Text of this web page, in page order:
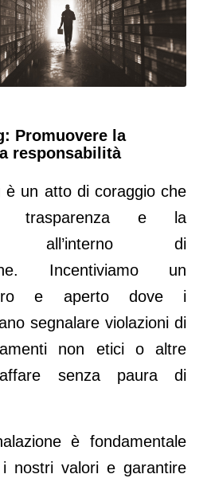
Promuovere la
responsabilità
è un atto di coraggio che
trasparenza e la
all’interno di
Incentiviamo un
e aperto dove i
segnalare violazioni di
non etici o altre
senza paura di
è fondamentale
nostri valori e garantire